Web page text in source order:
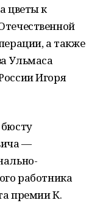
цветы к
а также
Ульмаса
Игоря
—
работника
премии К.